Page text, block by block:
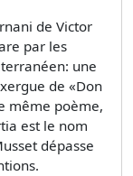
de Victor
par les
une
de «Don
même poème,
est le nom
dépasse